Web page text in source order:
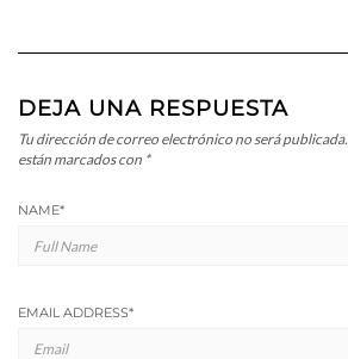
DEJA UNA RESPUESTA
Tu dirección de correo electrónico no será publicada.
están marcados con *
NAME*
EMAIL ADDRESS*